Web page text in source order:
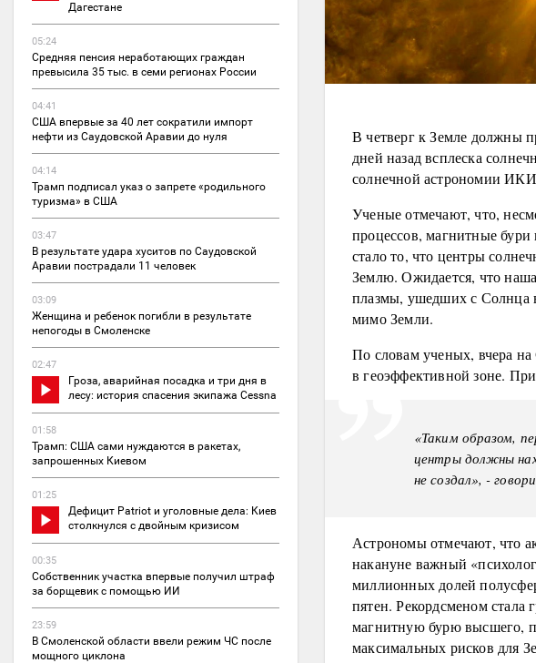
Дагестане
05:24
Средняя пенсия неработающих граждан
превысила 35 тыс. в семи регионах России
04:41
США впервые за 40 лет сократили импорт
нефти из Саудовской Аравии до нуля
04:14
Трамп подписал указ о запрете «родильного
туризма» в США
03:47
В результате удара хуситов по Саудовской
Аравии пострадали 11 человек
03:09
Женщина и ребенок погибли в результате
непогоды в Смоленске
02:47
Гроза, аварийная посадка и три дня в
лесу: история спасения экипажа Cessna
01:58
Трамп: США сами нуждаются в ракетах,
запрошенных Киевом
01:25
Дефицит Patriot и уголовные дела: Киев
столкнулся с двойным кризисом
00:35
Собственник участка впервые получил штраф
за борщевик с помощью ИИ
23:59
В Смоленской области ввели режим ЧС после
мощного циклона
В четверг к Земле должны
дней назад всплеска
солнечной астрономии
Ученые отмечают, что,
процессов, магнитные
стало то, что центры
Землю. Ожидается, что
плазмы, ушедших с Солнца
мимо Земли.
По словам ученых, вчера
в геоэффективной зоне.
«Таким образом,
центры должны
не создал», -
Астрономы отмечают, что
накануне важный
миллионных долей
пятен. Рекордсменом стала
магнитную бурю высшего,
максимальных рисков для